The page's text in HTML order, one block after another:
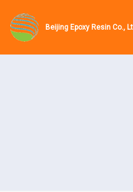
Beijing Epoxy Resin Co.,